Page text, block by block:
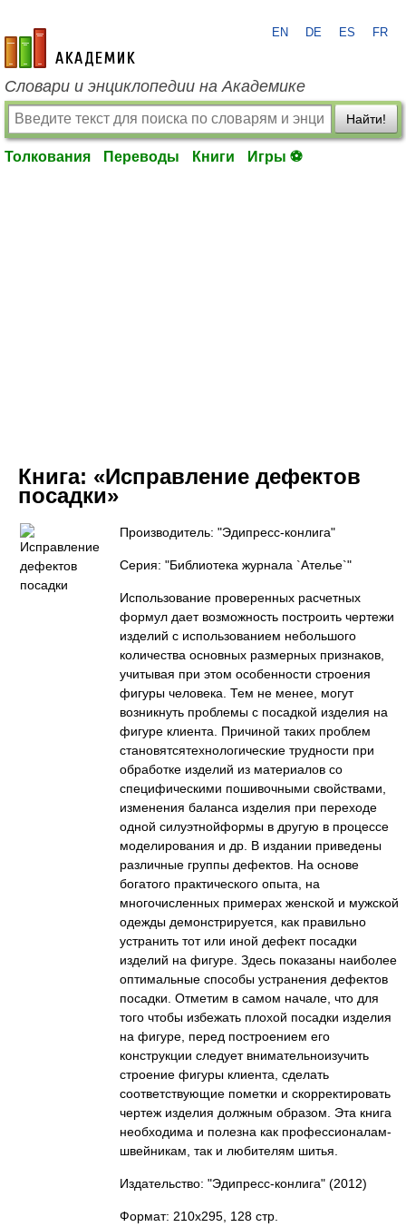
academic.ru
EN DE ES FR
Словари и энциклопедии на Академике
Найти!
Толкования Переводы Книги Игры ⚽
Книга: «Исправление дефектов
посадки»
Производитель: "Эдипресс-конлига"
Серия: "Библиотека журнала `Ателье`"
Использование проверенных расчетных
формул дает возможность построить чертежи
изделий с использованием небольшого
количества основных размерных признаков,
учитывая при этом особенности строения
фигуры человека. Тем не менее, могут
возникнуть проблемы с посадкой изделия на
фигуре клиента. Причиной таких проблем
становятсятехнологические трудности при
обработке изделий из материалов со
специфическими пошивочными свойствами,
изменения баланса изделия при переходе
одной силуэтнойформы в другую в процессе
моделирования и др. В издании приведены
различные группы дефектов. На основе
богатого практического опыта, на
многочисленных примерах женской и мужской
одежды демонстрируется, как правильно
устранить тот или иной дефект посадки
изделий на фигуре. Здесь показаны наиболее
оптимальные способы устранения дефектов
посадки. Отметим в самом начале, что для
того чтобы избежать плохой посадки изделия
на фигуре, перед построением его
конструкции следует внимательноизучить
строение фигуры клиента, сделать
соответствующие пометки и скорректировать
чертеж изделия должным образом. Эта книга
необходима и полезна как профессионалам-
швейникам, так и любителям шитья.
Издательство: "Эдипресс-конлига" (2012)
Формат: 210x295, 128 стр.